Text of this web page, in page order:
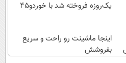
یک‌روزه فروخته شد با خوردو45
اینجا ماشینت رو راحت و سریع
بفروشش